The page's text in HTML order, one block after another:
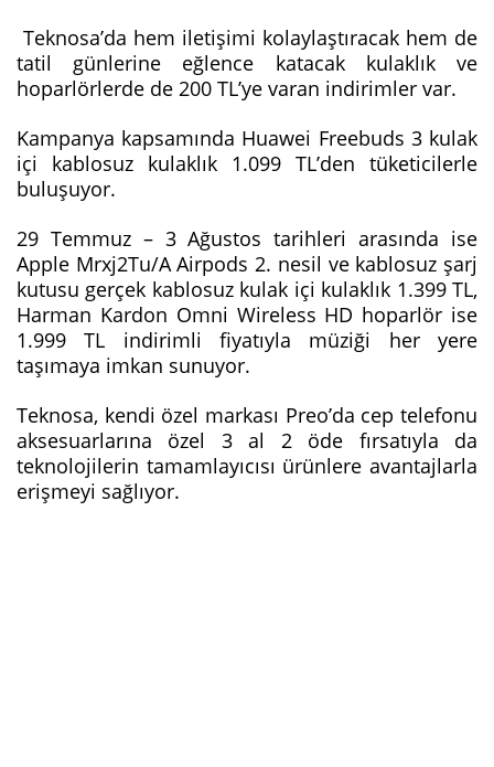
Teknosa’da hem iletişimi kolaylaştıracak hem de
tatil günlerine eğlence katacak kulaklık ve
hoparlörlerde de 200 TL’ye varan indirimler var.
Kampanya kapsamında Huawei Freebuds 3 kulak
içi kablosuz kulaklık 1.099 TL’den tüketicilerle
buluşuyor.
29 Temmuz – 3 Ağustos tarihleri arasında ise
Apple Mrxj2Tu/A Airpods 2. nesil ve kablosuz şarj
kutusu gerçek kablosuz kulak içi kulaklık 1.399 TL,
Harman Kardon Omni Wireless HD hoparlör ise
1.999 TL indirimli fiyatıyla müziği her yere
taşımaya imkan sunuyor.
Teknosa, kendi özel markası Preo’da cep telefonu
aksesuarlarına özel 3 al 2 öde fırsatıyla da
teknolojilerin tamamlayıcısı ürünlere avantajlarla
erişmeyi sağlıyor.